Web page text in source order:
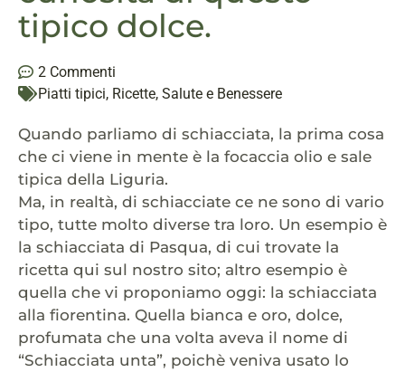
tipico dolce.
2 Commenti
Piatti tipici, Ricette, Salute e Benessere
Quando parliamo di schiacciata, la prima cosa
che ci viene in mente è la focaccia olio e sale
tipica della Liguria.
Ma, in realtà, di schiacciate ce ne sono di vario
tipo, tutte molto diverse tra loro. Un esempio è
la schiacciata di Pasqua, di cui trovate la
ricetta qui sul nostro sito; altro esempio è
quella che vi proponiamo oggi: la schiacciata
alla fiorentina. Quella bianca e oro, dolce,
profumata che una volta aveva il nome di
“Schiacciata unta”, poichè veniva usato lo